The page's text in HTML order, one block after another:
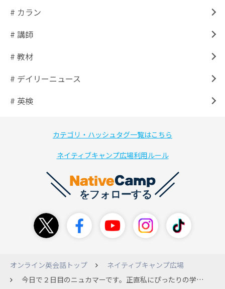
# カラン
# 講師
# 教材
# デイリーニュース
# 英検
カテゴリ・ハッシュタグ一覧はこちら
ネイティブキャンプ広場利用ルール
オンライン英会話トップ
ネイティブキャンプ広場
今日で２日目のニュカマーです。正直私にぴったりの学校との出会いです。これまでイングリシュチャンネルに始まり、最近のDMMまで主だった英語学校１０校以上を９年間渡り歩いてきました。それぞれの学校には特長や個別の思い出があってありがたく思っているところですが、ここも私の新し思い出作りに寄与してくれる学校になると予感しています。 お願いがあります。貢献度の高い先生には、ボーナスとしてぜひ日本へ出張旅行していただき、オフの会を催行していただいて生徒との直接の交流の場を作っていただくとうれしいですね。先生にもやる気が出るでしょうし、生徒も楽しみができます。ぜひ検討願います。